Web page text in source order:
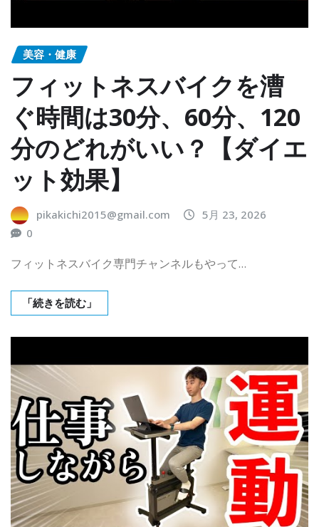
美容・健康
フィットネスバイクを漕
ぐ時間は30分、60分、120
分のどれがいい？【ダイエ
ット効果】
pikakichi2015@gmail.com
5月 23, 2026
0
フィットネスバイク専門チャンネルもやって…
「続きを読む」